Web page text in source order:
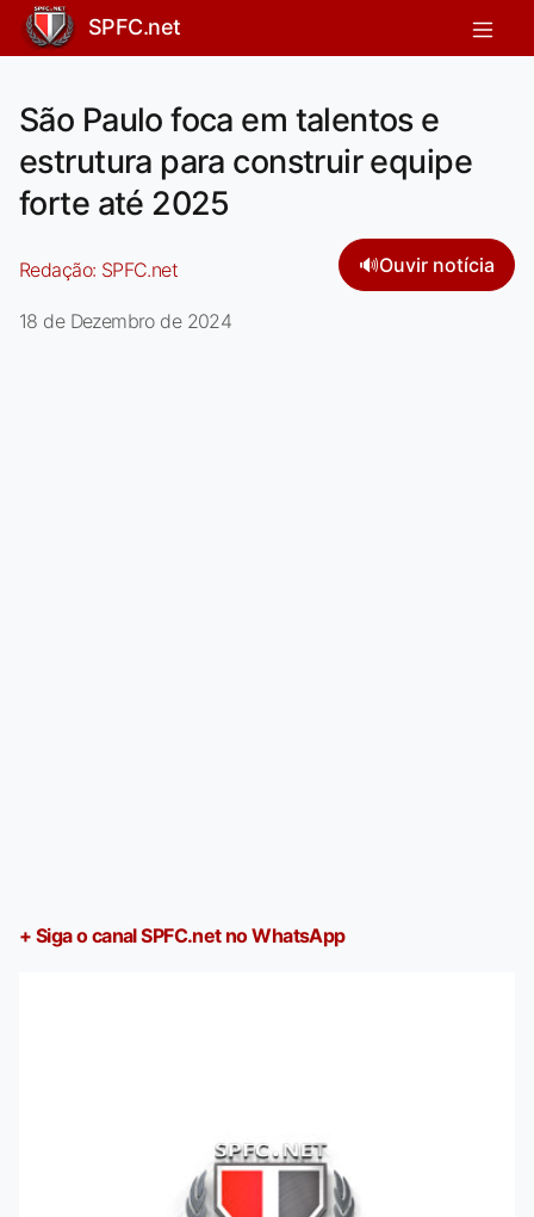
SPFC.net
São Paulo foca em talentos e
estrutura para construir equipe
forte até 2025
Redação: SPFC.net 🔊Ouvir notícia
18 de Dezembro de 2024
+ Siga o canal SPFC.net no WhatsApp